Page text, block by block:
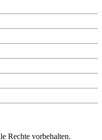
Rechte vorbehalten.